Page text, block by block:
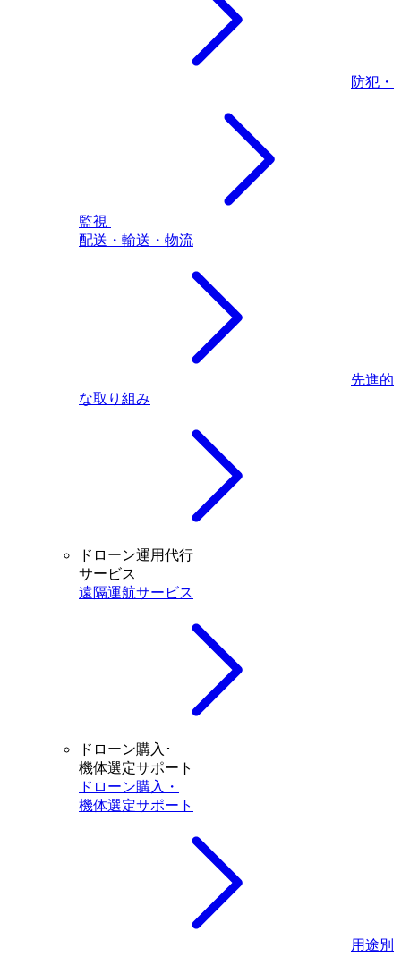
防犯・
監視
配送・輸送・物流
先進的
な取り組み
ドローン運用代行
サービス
遠隔運航サービス
ドローン購入･
機体選定サポート
ドローン購入・
機体選定サポート
用途別